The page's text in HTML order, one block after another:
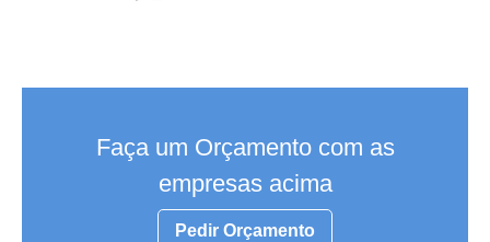
Faça um Orçamento com as
empresas acima
Pedir Orçamento